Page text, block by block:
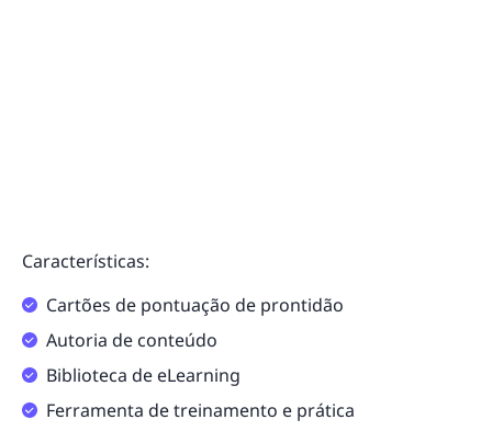
Características:
Cartões de pontuação de prontidão
Autoria de conteúdo
Biblioteca de eLearning
Ferramenta de treinamento e prática